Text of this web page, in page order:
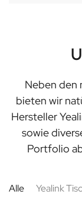
Neben den
bieten wir
Hersteller
sowie
Portfolio
Alle Yealink